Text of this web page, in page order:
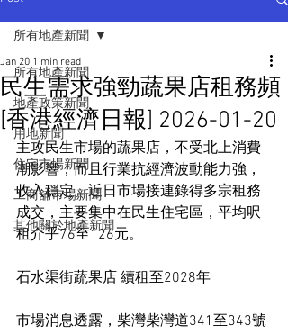
所有地產新聞
地產政策新聞
用地新聞
住宅市場新聞
工商舖市場新聞
其他關於地產新聞
所有地產新聞
民生需求強勁蔬果店租務頻
[香港經濟日報] 2026-01-20
Jan 20 1 min read
主攻民生市場的蔬果店，不受北上消費
潮影響，而且行業抗經濟波動能力強，
收入穩定。近日市場接連錄得多宗租務
成交，主要集中在民生住宅區，平均呎
租介乎76至126元。
石水渠街蔬果店 續租至2028年
市場消息透露，柴灣柴灣道341至343號